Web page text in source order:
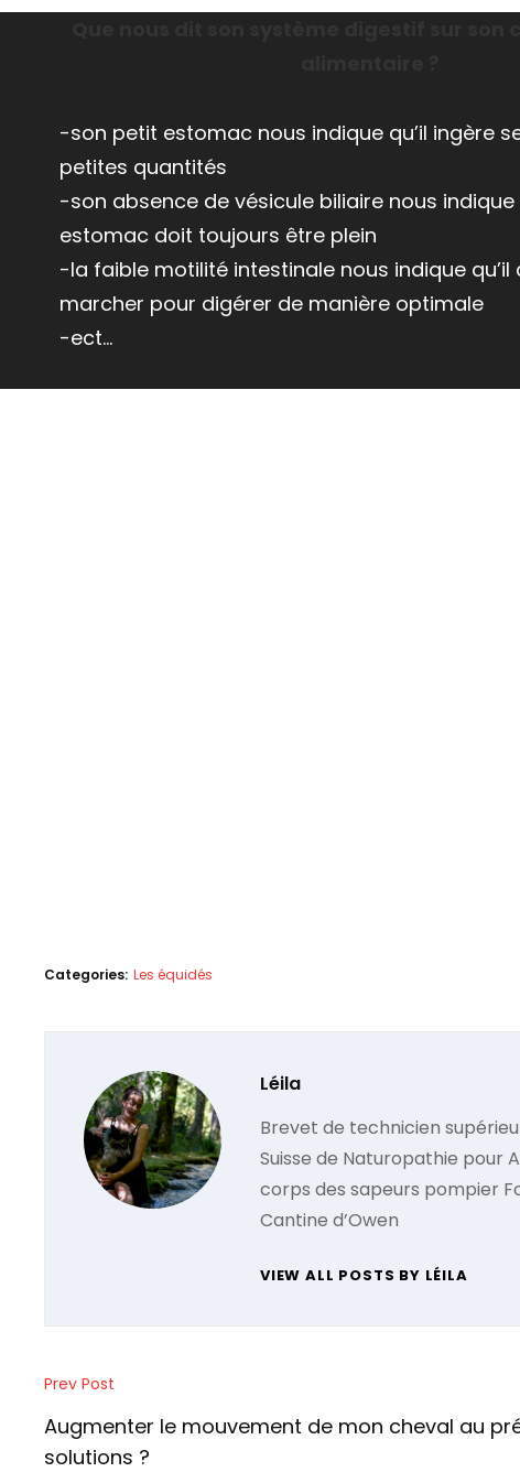
-son petit estomac nous indique qu’il ingère
petites quantités
-son absence de vésicule biliaire nous indique
estomac doit toujours être plein
-la faible motilité intestinale nous indique qu’il
marcher pour digérer de manière optimale
-ect…
Categories: Les équidés
Author:
Léila
Brevet de technicien
Suisse de Naturopathie pour
corps des sapeurs pompier
Cantine d’Owen
VIEW ALL POSTS BY LÉILA
Navigation
de
l’article
Previous
Post
Prev Post
Augmenter le mouvement de mon cheval au
solutions ?